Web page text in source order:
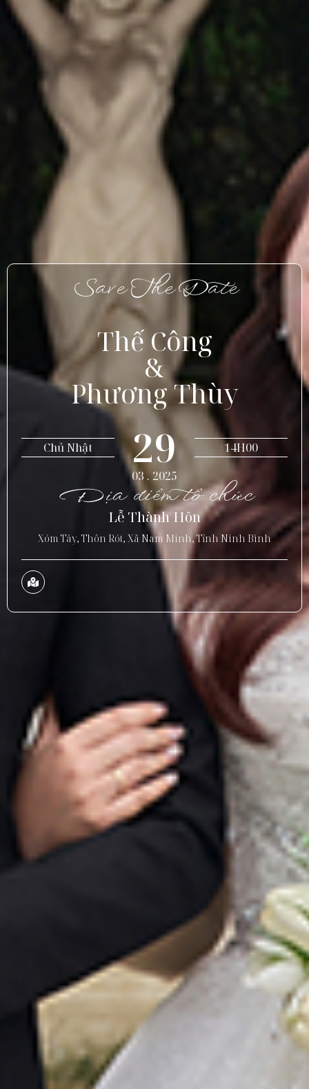
Save The Date
Thế Công
&
Phương Thùy
Chủ Nhật 29
14H00
03 . 2025
Địa điểm tổ chức
Lễ Thành Hôn
Xóm Tây, Thôn Rót, Xã Nam Minh, Tỉnh Ninh Bình